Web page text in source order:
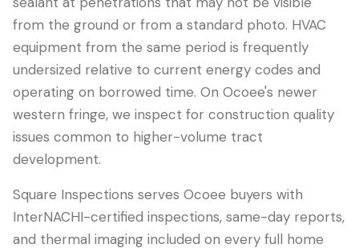
from the ground or from a standard photo. HVAC
equipment from the same period is frequently
undersized relative to current energy codes and
operating on borrowed time. On Ocoee's newer
western fringe, we inspect for construction quality
issues common to higher-volume tract
development.
Square Inspections serves Ocoee buyers with
InterNACHI-certified inspections, same-day reports,
and thermal imaging included on every full home